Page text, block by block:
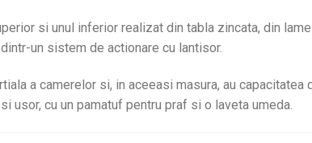
si unul inferior realizat din tabla zincata, din
un sistem de actionare cu lantisor.
a camerelor si, in aceeasi masura, au
usor, cu un pamatuf pentru praf si o laveta umeda.